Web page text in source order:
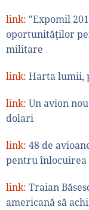
link: "Expomil
oportunităţilor
militare
link: Harta lumii,
link: Un avion
dolari
link: 48 de
pentru
link: Traian
americană să